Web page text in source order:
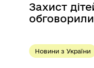
Захист
Новини з України